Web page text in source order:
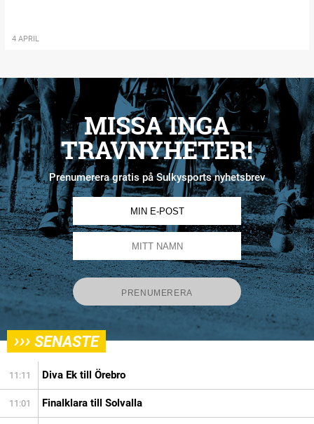
4 APRIL
MISSA INGA
TRAVNYHETER!
Prenumerera gratis på Sulkysports nyhetsbrev
››› SENASTE
11:11 Diva Ek till Örebro
11:01 Finalklara till Solvalla